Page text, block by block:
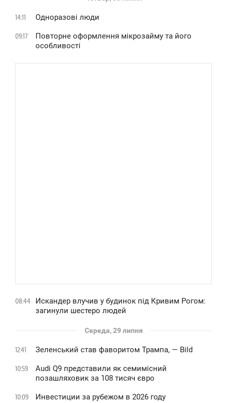
14:11 Одноразові люди
09:17
Повторне оформлення мікрозайму та його
особливості
08:44
Искандер влучив у будинок під Кривим Рогом:
загинули шестеро людей
Середа, 29 липня
12:41 Зеленський став фаворитом Трампа, — Bild
10:59
Audi Q9 представили як семимісний
позашляховик за 108 тисяч євро
10:09 Инвестиции за рубежом в 2026 году